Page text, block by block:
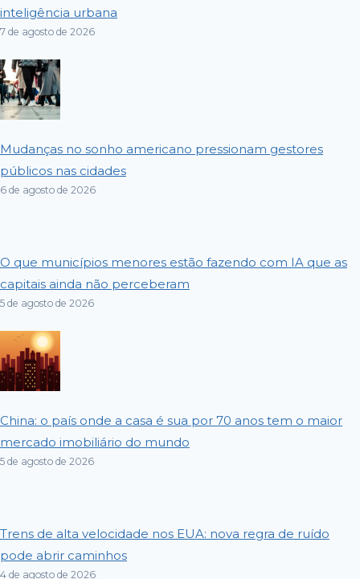
inteligência urbana
7 de agosto de 2026
Mudanças no sonho americano pressionam gestores
públicos nas cidades
6 de agosto de 2026
O que municípios menores estão fazendo com IA que as
capitais ainda não perceberam
5 de agosto de 2026
China: o país onde a casa é sua por 70 anos tem o maior
mercado imobiliário do mundo
5 de agosto de 2026
Trens de alta velocidade nos EUA: nova regra de ruído
pode abrir caminhos
4 de agosto de 2026